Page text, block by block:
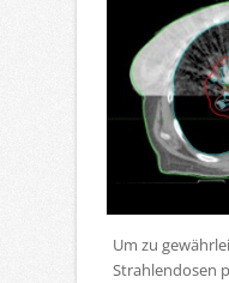
Um zu
Strahlendosen